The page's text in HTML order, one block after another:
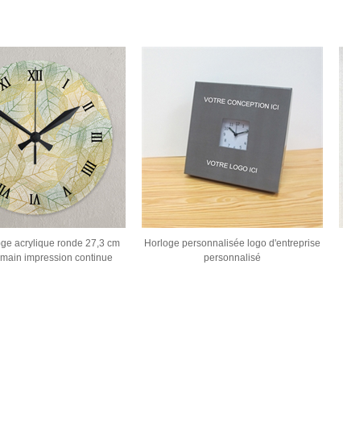
acrylique ronde 27,3 cm
impression continue
Horloge personnalisée logo d'entreprise
personnalisé